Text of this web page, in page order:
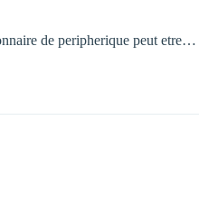
de peripherique peut etre…